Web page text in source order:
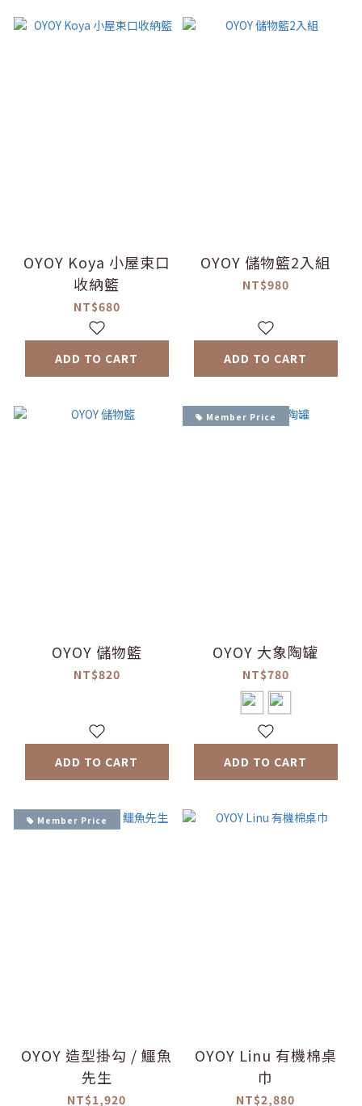
OYOY Koya 小屋束口
收納籃
NT$680
ADD TO CART
OYOY 儲物籃2入組
NT$980
ADD TO CART
OYOY 儲物籃
NT$820
ADD TO CART
Member Price
OYOY 大象陶罐
NT$780
ADD TO CART
Member Price
OYOY 造型掛勾 / 鱷魚
先生
NT$1,920
OYOY Linu 有機棉桌
巾
NT$2,880